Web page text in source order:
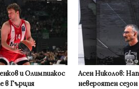
и Олимпиакос
в Гърция
Асен Николов:
невероятен сезон